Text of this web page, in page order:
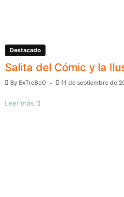
Destacado
Salita del Cómic y la
By ExTreBeO 11 de septiembre de
Leer más